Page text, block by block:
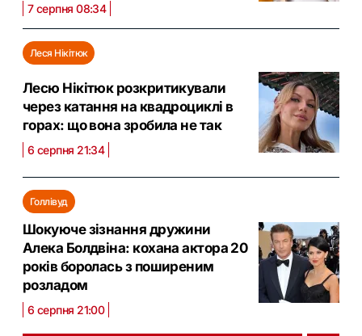
7 серпня 08:34
Леся Нікітюк
Лесю Нікітюк розкритикували
через катання на квадроциклі в
горах: що вона зробила не так
6 серпня 21:34
Голлівуд
Шокуюче зізнання дружини
Алека Болдвіна: кохана актора 20
років боролась з поширеним
розладом
6 серпня 21:00